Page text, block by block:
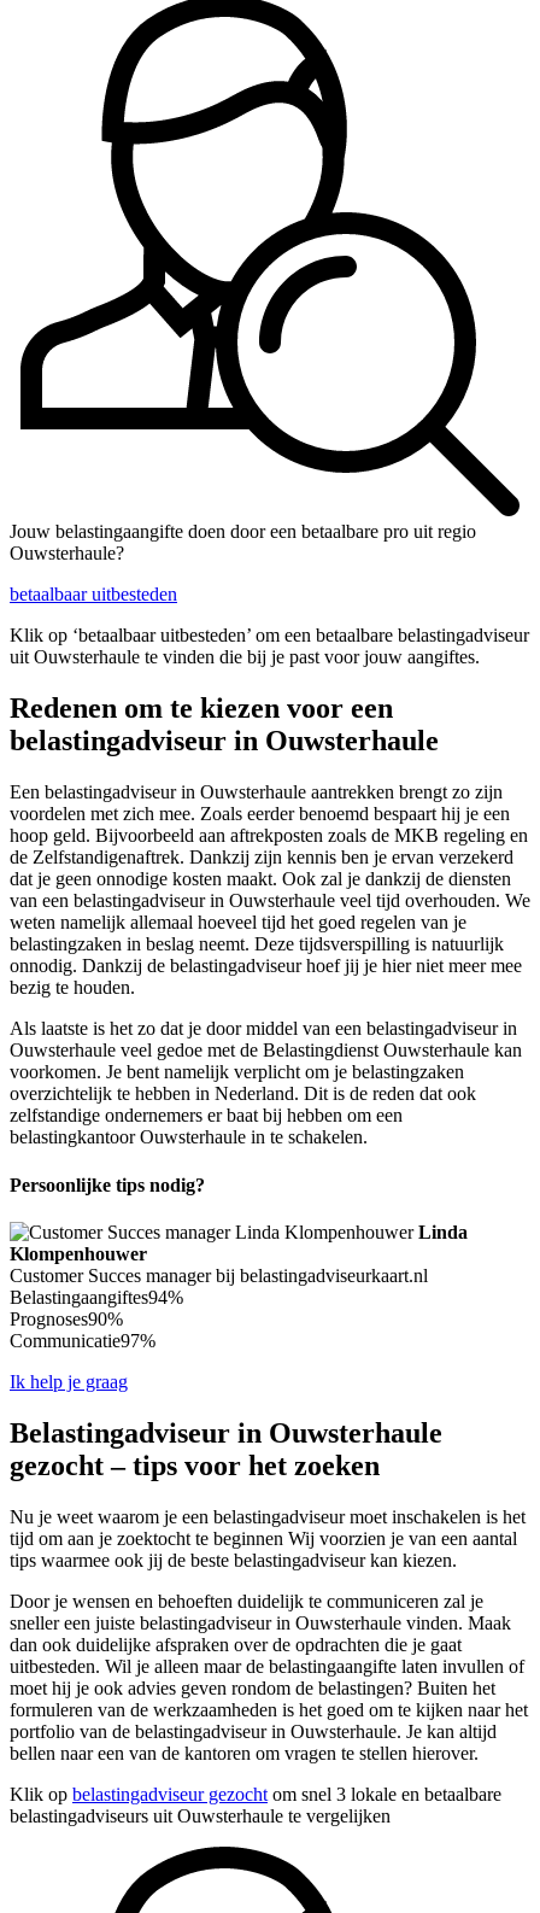
Jouw belastingaangifte doen door een betaalbare pro uit regio
Ouwsterhaule?
betaalbaar uitbesteden
Klik op ‘betaalbaar uitbesteden’ om een betaalbare belastingadviseur
uit Ouwsterhaule te vinden die bij je past voor jouw aangiftes.
Redenen om te kiezen voor een
belastingadviseur in Ouwsterhaule
Een belastingadviseur in Ouwsterhaule aantrekken brengt zo zijn
voordelen met zich mee. Zoals eerder benoemd bespaart hij je een
hoop geld. Bijvoorbeeld aan aftrekposten zoals de MKB regeling en
de Zelfstandigenaftrek. Dankzij zijn kennis ben je ervan verzekerd
dat je geen onnodige kosten maakt. Ook zal je dankzij de diensten
van een belastingadviseur in Ouwsterhaule veel tijd overhouden. We
weten namelijk allemaal hoeveel tijd het goed regelen van je
belastingzaken in beslag neemt. Deze tijdsverspilling is natuurlijk
onnodig. Dankzij de belastingadviseur hoef jij je hier niet meer mee
bezig te houden.
Als laatste is het zo dat je door middel van een belastingadviseur in
Ouwsterhaule veel gedoe met de Belastingdienst Ouwsterhaule kan
voorkomen. Je bent namelijk verplicht om je belastingzaken
overzichtelijk te hebben in Nederland. Dit is de reden dat ook
zelfstandige ondernemers er baat bij hebben om een
belastingkantoor Ouwsterhaule in te schakelen.
Persoonlijke tips nodig?
Linda
Klompenhouwer
Customer Succes manager bij belastingadviseurkaart.nl
Belastingaangiftes94%
Prognoses90%
Communicatie97%
Ik help je graag
Belastingadviseur in Ouwsterhaule
gezocht – tips voor het zoeken
Nu je weet waarom je een belastingadviseur moet inschakelen is het
tijd om aan je zoektocht te beginnen Wij voorzien je van een aantal
tips waarmee ook jij de beste belastingadviseur kan kiezen.
Door je wensen en behoeften duidelijk te communiceren zal je
sneller een juiste belastingadviseur in Ouwsterhaule vinden. Maak
dan ook duidelijke afspraken over de opdrachten die je gaat
uitbesteden. Wil je alleen maar de belastingaangifte laten invullen of
moet hij je ook advies geven rondom de belastingen? Buiten het
formuleren van de werkzaamheden is het goed om te kijken naar het
portfolio van de belastingadviseur in Ouwsterhaule. Je kan altijd
bellen naar een van de kantoren om vragen te stellen hierover.
Klik op belastingadviseur gezocht om snel 3 lokale en betaalbare
belastingadviseurs uit Ouwsterhaule te vergelijken